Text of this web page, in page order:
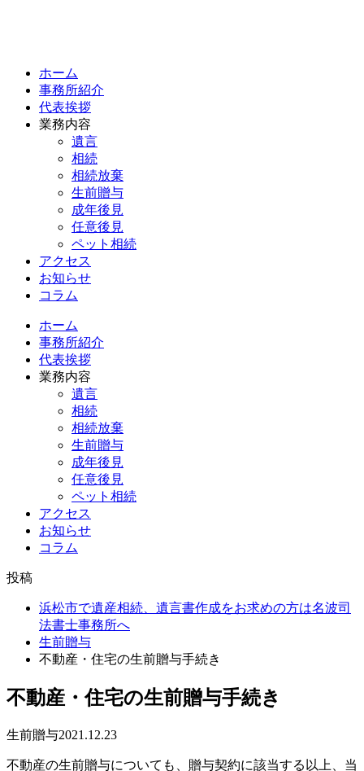
ホーム
事務所紹介
代表挨拶
業務内容
遺言
相続
相続放棄
生前贈与
成年後見
任意後見
ペット相続
アクセス
お知らせ
コラム
ホーム
事務所紹介
代表挨拶
業務内容
遺言
相続
相続放棄
生前贈与
成年後見
任意後見
ペット相続
アクセス
お知らせ
コラム
投稿
浜松市で遺産相続、遺言書作成をお求めの方は名波司
法書士事務所へ
生前贈与
不動産・住宅の生前贈与手続き
不動産・住宅の生前贈与手続き
生前贈与2021.12.23
不動産の生前贈与についても、贈与契約に該当する以上、当